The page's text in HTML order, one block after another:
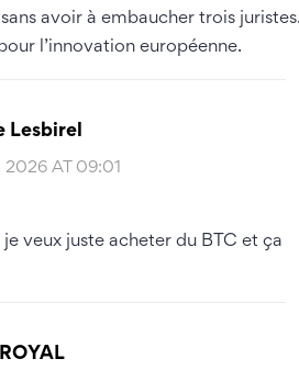
avoir à embaucher trois
l’innovation européenne.
Lesbirel
2026 AT 09:01
je veux juste acheter du BTC et ça